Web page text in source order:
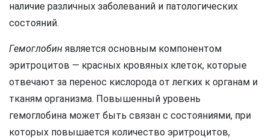
наличие различных заболеваний и патологических
состояний.
Гемоглобин является основным компонентом
эритроцитов — красных кровяных клеток, которые
отвечают за перенос кислорода от легких к органам и
тканям организма. Повышенный уровень
гемоглобина может быть связан с состояниями, при
которых повышается количество эритроцитов,